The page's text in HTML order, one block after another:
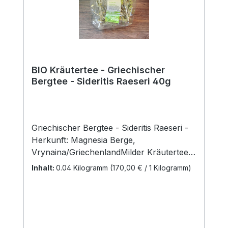
BIO Kräutertee - Griechischer
Bergtee - Sideritis Raeseri 40g
Griechischer Bergtee - Sideritis Raeseri -
Herkunft: Magnesia Berge,
Vrynaina/GriechenlandMilder Kräutertee
mit intensivem, zitronig salbei-ähnlichem
Inhalt: 0.04 Kilogramm (170,00 € / 1 Kilogramm)